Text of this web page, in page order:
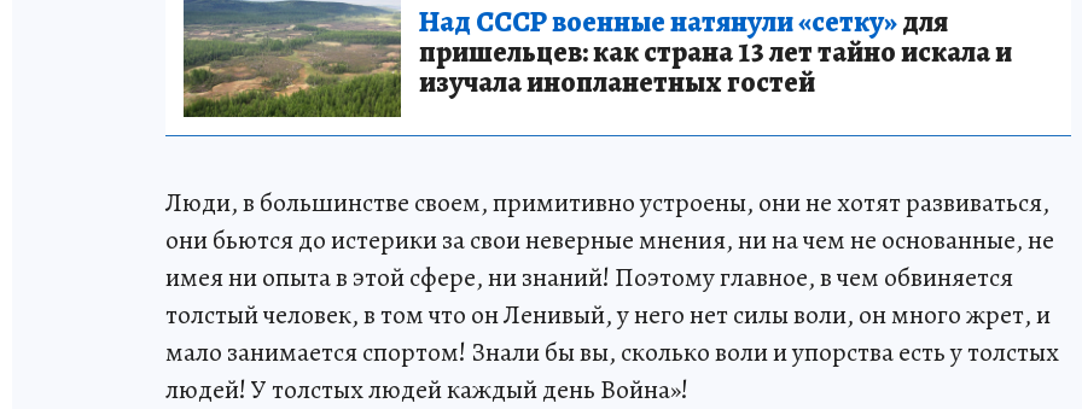
Над СССР военные натянули «сетку»для
пришельцев: как страна 13 лет тайно искала и
изучала инопланетных гостей
Люди, в большинстве своем, примитивно устроены, они не хотят развиваться,
они бьются до истерики за свои неверные мнения, ни на чем не основанные, не
имея ни опыта в этой сфере, ни знаний! Поэтому главное, в чем обвиняется
толстый человек, в том что он Ленивый, у него нет силы воли, он много жрет, и
мало занимается спортом! Знали бы вы, сколько воли и упорства есть у толстых
людей! У толстых людей каждый день Война»!